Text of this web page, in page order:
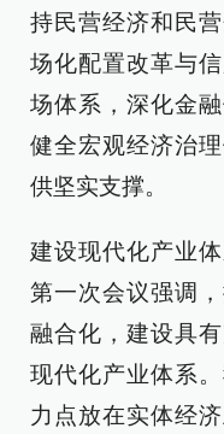
持民营经济和民
场化配置改革与
场体系，深化金
健全宏观经济治
供坚实支撑。
建设现代化产业
第一次会议强调
融合化，建设具
现代化产业体系
力点放在实体经